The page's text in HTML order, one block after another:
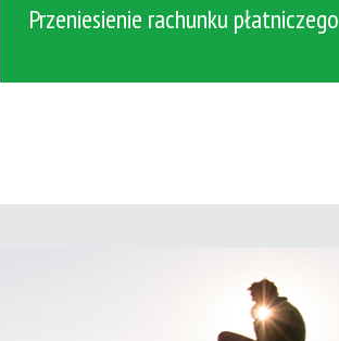
Przeniesienie rachunku płatniczego